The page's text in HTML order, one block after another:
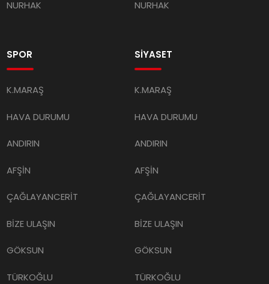
NURHAK NURHAK
SPOR
K.MARAŞ
HAVA DURUMU
ANDIRIN
AFŞİN
ÇAĞLAYANCERİT
BİZE ULAŞIN
GÖKSUN
TÜRKOĞLU
SİYASET
K.MARAŞ
HAVA DURUMU
ANDIRIN
AFŞİN
ÇAĞLAYANCERİT
BİZE ULAŞIN
GÖKSUN
TÜRKOĞLU